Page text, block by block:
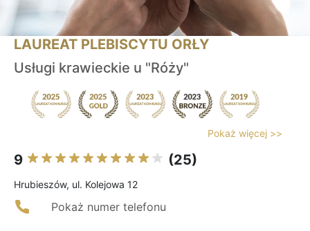
LAUREAT PLEBISCYTU ORŁY
Usługi krawieckie u "Róży"
Pokaż więcej >>
9 (25)
Hrubieszów, ul. Kolejowa 12
Pokaż numer telefonu